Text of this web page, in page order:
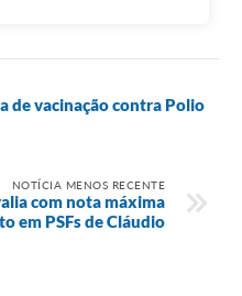
de vacinação contra Polio
NOTÍCIA MENOS RECENTE
com nota máxima
em PSFs de Cláudio